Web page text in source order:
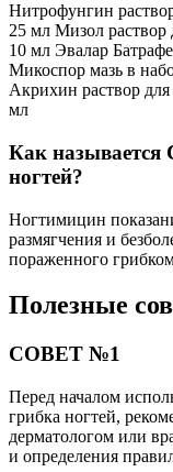
Нитрофунгин
25 мл Мизол
10 мл Эвалар
Микоспор мазь в
Акрихин раствор
мл
Как называется
ногтей?
Ногтимицин
размягчения и
пораженного
Полезные
СОВЕТ №1
Перед началом
грибка ногтей,
дерматологом или
и определения